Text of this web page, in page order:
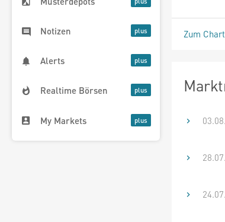
Notizen
Alerts
Realtime Börsen
My Markets
seit Beginn
Zum Chart